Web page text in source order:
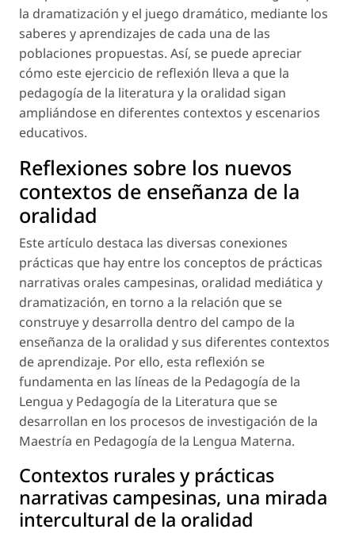
la dramatización y el juego dramático, mediante los
saberes y aprendizajes de cada una de las
poblaciones propuestas. Así, se puede apreciar
cómo este ejercicio de reflexión lleva a que la
pedagogía de la literatura y la oralidad sigan
ampliándose en diferentes contextos y escenarios
educativos.
Reflexiones sobre los nuevos
contextos de enseñanza de la
oralidad
Este artículo destaca las diversas conexiones
prácticas que hay entre los conceptos de prácticas
narrativas orales campesinas, oralidad mediática y
dramatización, en torno a la relación que se
construye y desarrolla dentro del campo de la
enseñanza de la oralidad y sus diferentes contextos
de aprendizaje. Por ello, esta reflexión se
fundamenta en las líneas de la Pedagogía de la
Lengua y Pedagogía de la Literatura que se
desarrollan en los procesos de investigación de la
Maestría en Pedagogía de la Lengua Materna.
Contextos rurales y prácticas
narrativas campesinas, una mirada
intercultural de la oralidad